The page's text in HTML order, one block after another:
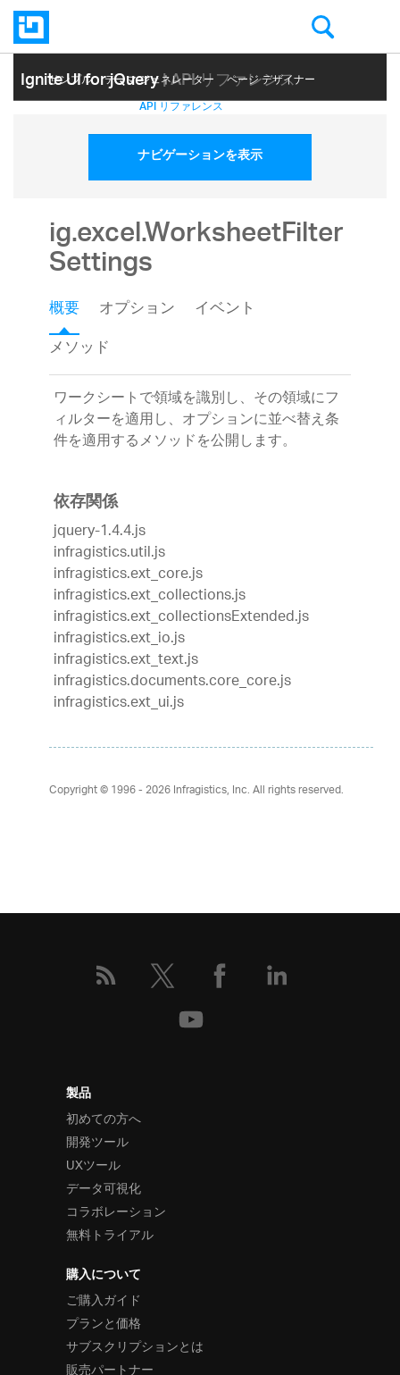
Ignite UI for jQuery| API リファレンス
サンプル テーマ ジェネレーター ページ デザイナー
ヘルプ トピック API リファレンス
ナビゲーションを表示
ig.excel.WorksheetFilter
Settings
概要 オプション
イベント
メソッド
ワークシートで領域を識別し、その領域にフ
ィルターを適用し、オプションに並べ替え条
件を適用するメソッドを公開します。
依存関係
jquery-1.4.4.js
infragistics.util.js
infragistics.ext_core.js
infragistics.ext_collections.js
infragistics.ext_collectionsExtended.js
infragistics.ext_io.js
infragistics.ext_text.js
infragistics.documents.core_core.js
infragistics.ext_ui.js
Copyright © 1996 - 2026Infragistics, Inc. All rights reserved.
製品
初めての方へ
開発ツール
UXツール
データ可視化
コラボレーション
無料トライアル
購入について
ご購入ガイド
プランと価格
サブスクリプションとは